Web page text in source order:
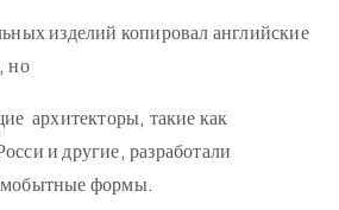
изделий копировал английские
но
архитекторы, такие как
и другие, разработали
формы.